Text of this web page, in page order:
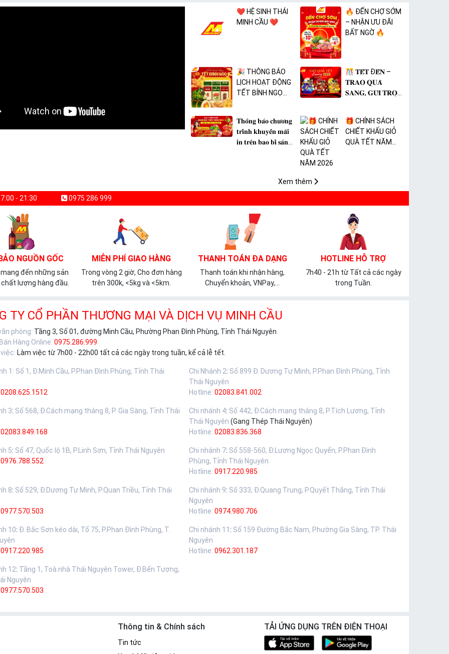
❤️ HỆ SINH THÁI
MINH CẦU ❤️
🔥 ĐẾN CHỢ SỚM
– NHẬN ƯU ĐÃI
BẤT NGỜ 🔥
🎉 THÔNG BÁO
LỊCH HOẠT ĐỘNG
TẾT BÍNH NGỌ
🎊 𝐓𝐄̂́𝐓 Đ𝐄̂́𝐍 –
𝐓𝐑𝐀𝐎 𝐐𝐔𝐀̀
𝐒𝐀𝐍𝐆, 𝐆𝐔̛̉𝐈 𝐓𝐑𝐎̣𝐍
𝐓𝐡𝐨̂𝐧𝐠 𝐛𝐚́𝐨 𝐜𝐡𝐮̛𝐨̛𝐧𝐠
𝐭𝐫𝐢̀𝐧𝐡 𝐤𝐡𝐮𝐲𝐞̂́𝐧 𝐦𝐚̃𝐢
𝐢𝐧 𝐭𝐫𝐞̂𝐧 𝐛𝐚𝐨 𝐛𝐢̀ 𝐬𝐚̉𝐧
🎁 CHÍNH SÁCH
CHIẾT KHẤU GIỎ
QUÀ TẾT NĂM
Xem thêm
- 21:30 0975 286 999
NGUỒN GỐC
đến những sản
lượng hàng đầu.
MIỄN PHÍ GIAO HÀNG
Trong vòng 2 giờ, Cho đơn hàng
trên 300k, <5kg và <5km.
THANH TOÁN ĐA DẠNG
Thanh toán khi nhận hàng,
Chuyển khoản, VNPay,...
HOTLINE HỖ TRỢ
7h40 - 21h từ Tất cả các ngày
trong Tuần.
TY CỔ PHẦN THƯƠNG MẠI VÀ DỊCH VỤ MINH CẦU
phòng: Tầng 3, Số 01, đường Minh Cầu, Phường Phan Đình Phùng, Tỉnh Thái Nguyên
Hàng Online: 0975.286.999
Làm việc từ 7h00 - 22h00 tất cả các ngày trong tuần, kể cả lễ tết.
1 : Số 1, Đ.Minh Cầu, P.Phan Đình Phùng, Tỉnh Thái
0208.625.1512
Chi Nhánh 2: Số 899 Đ. Dương Tự Minh, P.Phan Đình Phùng, Tỉnh
Thái Nguyên
Hotline: 02083.841.002
3: Số 568, Đ.Cách mạng tháng 8, P. Gia Sàng, Tỉnh Thái
02083.849.168
Chi nhánh 4: Số 442, Đ.Cách mạng tháng 8, P.Tích Lương, Tỉnh
Thái Nguyên (Gang Thép Thái Nguyên)
Hotline: 02083.836.368
5: Số 47, Quốc lộ 1B, P.Linh Sơn, Tỉnh Thái Nguyên
0976.788.552
Chi nhánh 7: Số 558-560, Đ.Lương Ngọc Quyến, P.Phan Đình
Phùng, Tỉnh Thái Nguyên
Hotline: 0917.220.985
8: Số 529, Đ.Dương Tự Minh, P.Quan Triều, Tỉnh Thái
0977.570.503
Chi nhánh 9: Số 333, Đ.Quang Trung, P.Quyết Thắng, Tỉnh Thái
Nguyên
Hotline: 0974.980.706
10: Đ. Bắc Sơn kéo dài, Tổ 75, P.Phan Đình Phùng, T.
0917.220.985
Chi nhánh 11 : Số 159 Đường Bắc Nam, Phường Gia Sàng, TP. Thái
Nguyên
Hotline: 0962.301.187
12: Tầng 1, Toà nhà Thái Nguyên Tower, Đ.Bến Tượng,
Nguyên
0977.570.503
Thông tin & Chính sách
Tin tức
TẢI ỨNG DỤNG TRÊN ĐIỆN THOẠI